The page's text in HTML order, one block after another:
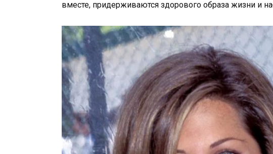
вместе, придерживаются здорового образа жизни и